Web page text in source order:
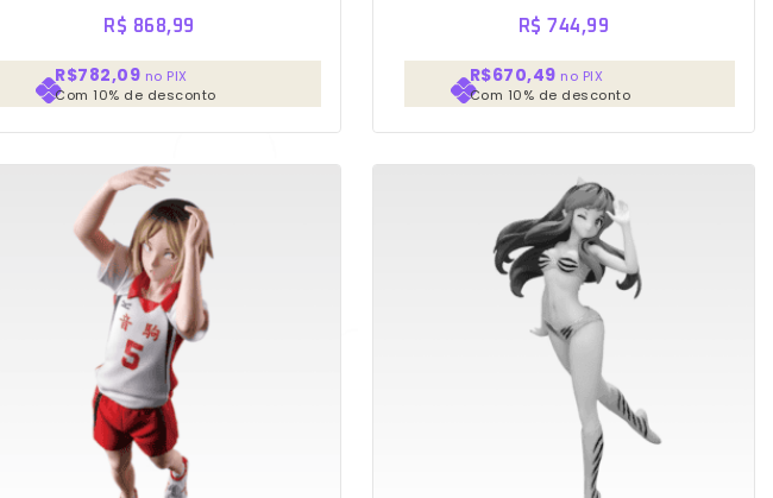
R$ 868,99
R$782,09 no PIX
Com 10% de desconto
R$ 744,99
R$670,49 no PIX
Com 10% de desconto